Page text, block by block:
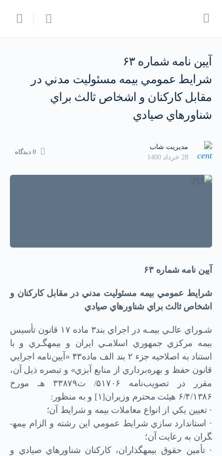
آيين نامه شماره ۶۳
شرايط عمومي بيمه مسئوليت مدني در
مقابل كاركنان و اشخاص ثالث براي
شناورهاي صيادي
مدیریت شاب
28 خرداد 1400
0 دیدگاه
آيين نامه شماره۶۳
شرايط عمومي بيمه مسئوليت مدني در مقابل كاركنان و
اشخاص ثالث براي شناورهاي صيادي
شـوراي عالـي بيمـه در اجراي بند۳ ماده ۱۷ قانون تأسيس
بيمه مركزي جمهوري اسلامـي ايران و بيمه­گـري و با
استناد به اصلاحيه جزء ۲ بند الف ماده۴۳ «آيين‌نامه اجرايي
قانون حفظ و بهره‌برداري از منابع آبزي» و تبصره ذيل آن،
مقرر در تصويب‌نامه ۵۱۷۰۶/ ت۳۳۸۷۹ هـ مورخ
۶/۴/۱۳۸۶ هیئت محترم وزيران[۱] و به منظور:
· تعيين يكي از انواع معاملات بيمه و شرايط آن؛
· استاندارد سازي شرايط عمومي اين رشته و الزام بيمه­
گران به رعايت آن؛
· تأمين حقوق بيمه­گذاران، كاركنان شناورهاي صيادي و